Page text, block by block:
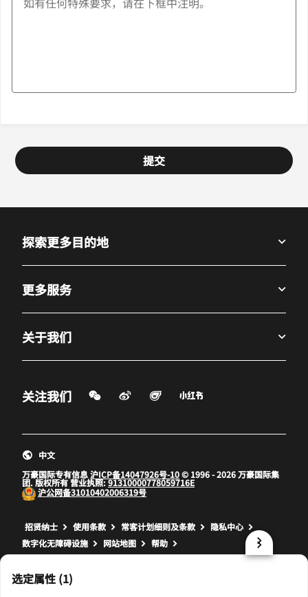
提交
选定属性 (1)
探索更多目的地
更多服务
关于我们
关注我们 微信扫一扫
微博
打开新窗口
飞猪
打开新窗口打开新窗口
万豪国际专有信息沪ICP备14047926号-10© 1996 - 2026 万豪国际集
团. 版权所有 营业执照:91310000778059716E
沪公网备31010402006319号
中文
招贤纳士 打开新窗口
使用条款 打开新窗口
常客计划细则及条款 打开新窗口
隐私中心
数字化无障碍设施
网站地图 帮助
prod17,1BDCF017-4460-5F18-8C6D-541698DDD0BD,NA